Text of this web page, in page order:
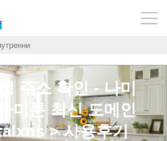
치료 구충제 - 메벤다졸 - …
주소 확인 - 나미
미툰 최신 도메인
> 사용후기